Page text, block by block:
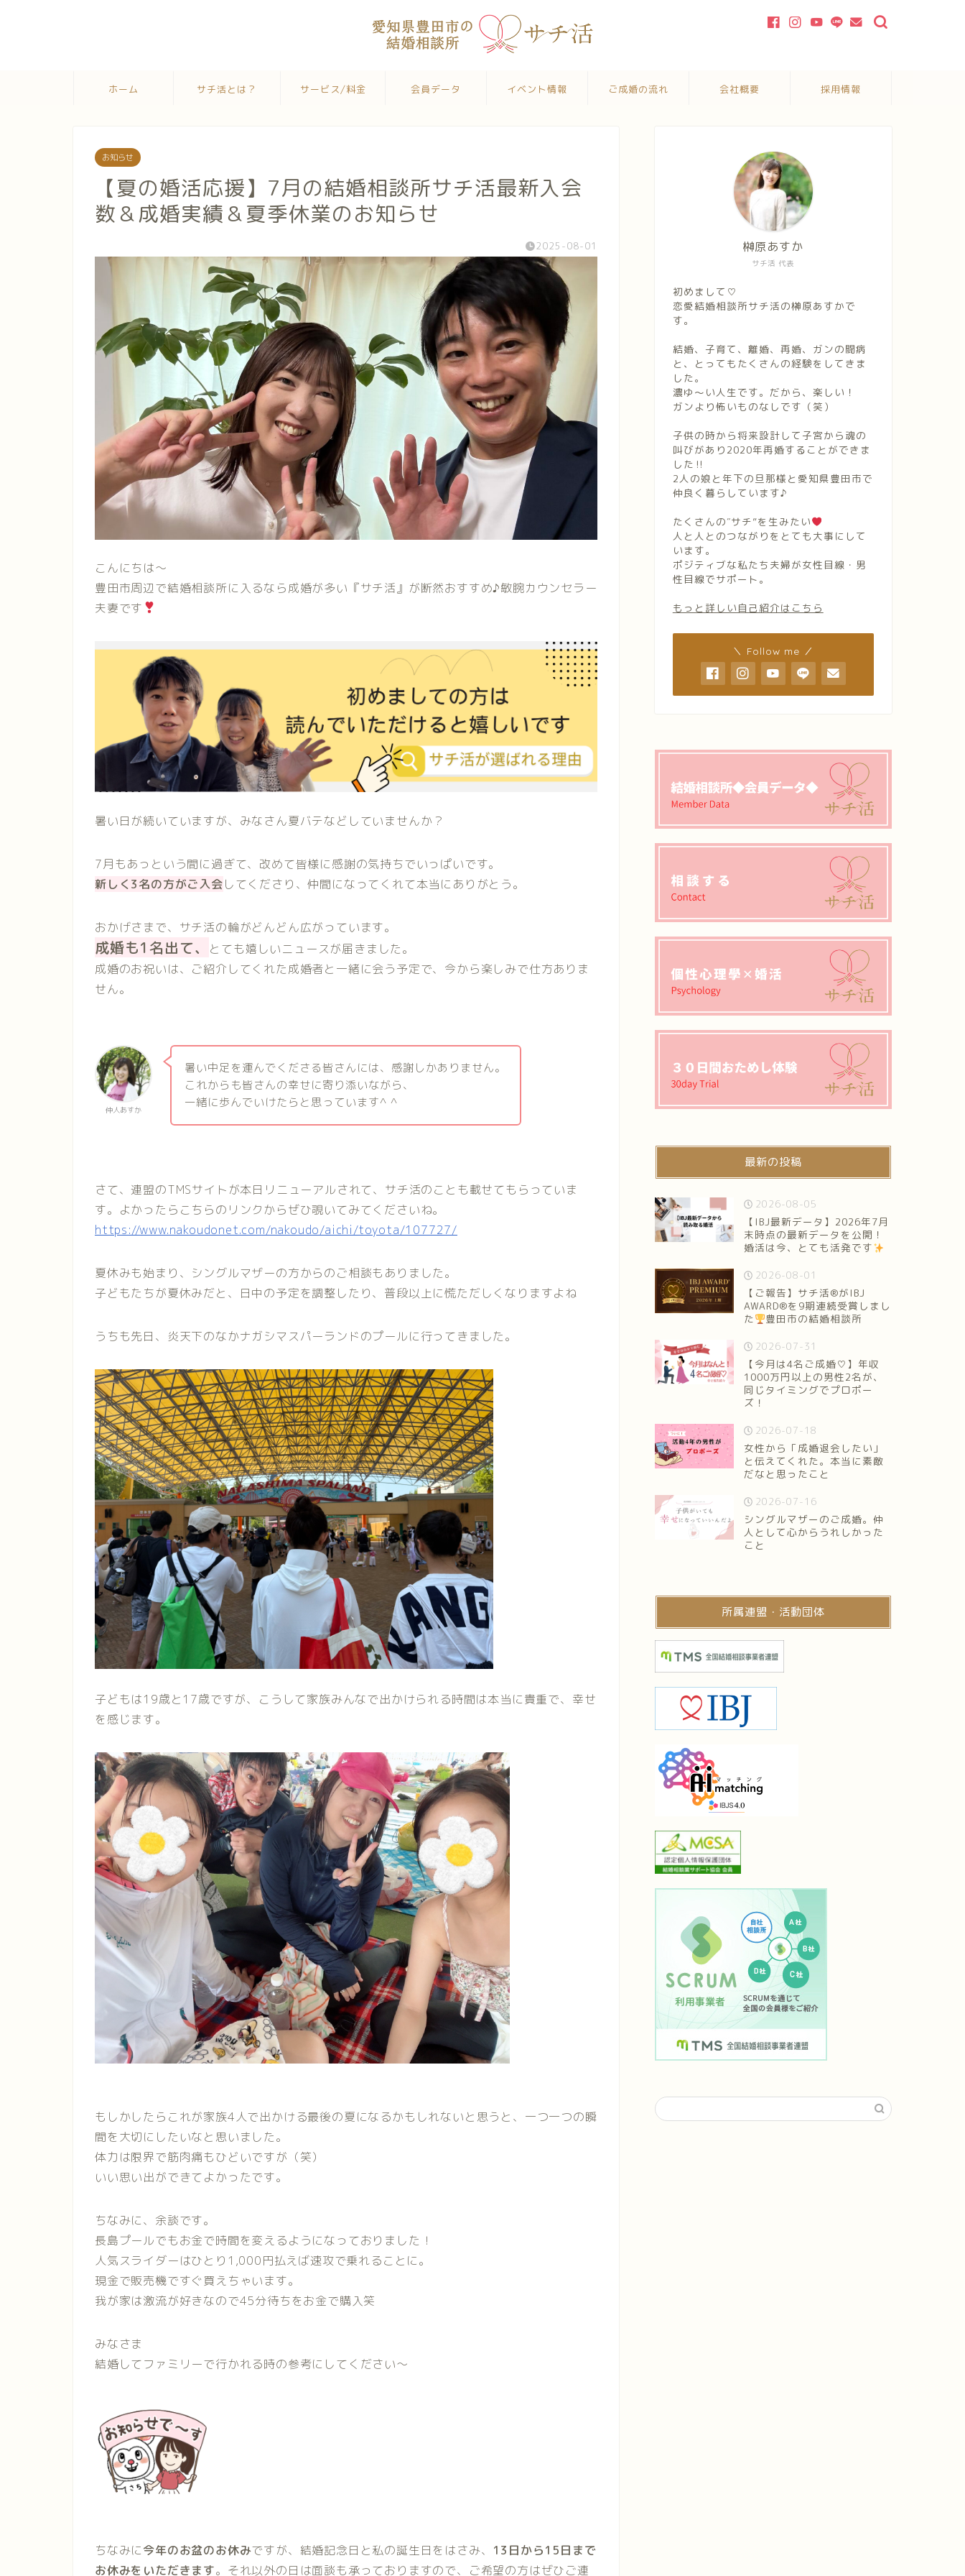
ホーム サチ活とは？ サービス/料金 会員データ イベント情報 ご成婚の流れ 会社概要 採用情報
お知らせ
【夏の婚活応援】7月の結婚相談所サチ活最新入会
数＆成婚実績＆夏季休業のお知らせ
2025-08-01
こんにちは〜
豊田市周辺で結婚相談所に入るなら成婚が多い『サチ活』が断然おすすめ♪敏腕カウンセラー
夫妻です
暑い日が続いていますが、みなさん夏バテなどしていませんか？
7月もあっという間に過ぎて、改めて皆様に感謝の気持ちでいっぱいです。
新しく3名の方がご入会してくださり、仲間になってくれて本当にありがとう。
おかげさまで、サチ活の輪がどんどん広がっています。
成婚も1名出て、
とても嬉しいニュースが届きました。
成婚のお祝いは、ご紹介してくれた成婚者と一緒に会う予定で、今から楽しみで仕方ありま
せん。
仲人あすか
暑い中足を運んでくださる皆さんには、感謝しかありません。
これからも皆さんの幸せに寄り添いながら、
一緒に歩んでいけたらと思っています^ ^
さて、連盟のTMSサイトが本日リニューアルされて、サチ活のことも載せてもらっていま
す。よかったらこちらのリンクからぜひ覗いてみてくださいね。
https://www.nakoudonet.com/nakoudo/aichi/toyota/107727/
夏休みも始まり、シングルマザーの方からのご相談もありました。
子どもたちが夏休みだと、日中の予定を調整したり、普段以上に慌ただしくなりますよね
うちも先日、炎天下のなかナガシマスパーランドのプールに行ってきました。
子どもは19歳と17歳ですが、こうして家族みんなで出かけられる時間は本当に貴重で、幸せ
を感じます。
もしかしたらこれが家族4人で出かける最後の夏になるかもしれないと思うと、一つ一つの瞬
間を大切にしたいなと思いました。
体力は限界で筋肉痛もひどいですが（笑）
いい思い出ができてよかったです。
ちなみに、余談です。
長島プールでもお金で時間を変えるようになっておりました！
人気スライダーはひとり1,000円払えば速攻で乗れることに。
現金で販売機ですぐ買えちゃいます。
我が家は激流が好きなので45分待ちをお金で購入笑
みなさま
結婚してファミリーで行かれる時の参考にしてください〜
ちなみに今年のお盆のお休みですが、結婚記念日と私の誕生日をはさみ、 13日から15日まで
お休みをいただきます。それ以外の日は面談も承っておりますので、ご希望の方はぜひご連
サチ活 代表
榊原あすか
初めまして♡
恋愛結婚相談所サチ活の榊原あすかで
す。
結婚、子育て、離婚、再婚、ガンの闘病
と、とってもたくさんの経験をしてきま
した。
濃ゆ〜い人生です。だから、楽しい！
ガンより怖いものなしです（笑）
子供の時から将来設計して子宮から魂の
叫びがあり2020年再婚することができま
した‼︎
2人の娘と年下の旦那様と愛知県豊田市で
仲良く暮らしています♪
たくさんの″サチ”を生みたい
人と人とのつながりをとても大事にして
います。
ポジティブな私たち夫婦が女性目線・男
性目線でサポート。
もっと詳しい自己紹介はこちら
＼ Follow me ／
最新の投稿
2026-08-05
【IBJ最新データ】2026年7月
末時点の最新データを公開！
婚活は今、とても活発です
2026-08-01
【ご報告】サチ活®がIBJ
AWARD®を9期連続受賞しまし
た
豊田市の結婚相談所
2026-07-31
【今月は4名ご成婚♡】年収
1000万円以上の男性2名が、
同じタイミングでプロポー
ズ！
2026-07-18
女性から「成婚退会したい」
と伝えてくれた。本当に素敵
だなと思ったこと
2026-07-16
シングルマザーのご成婚。仲
人として心からうれしかった
こと
所属連盟・活動団体